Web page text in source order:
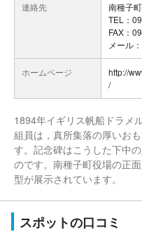
連絡先
南種子
TEL：
FAX：
メール
ホームページ
http://
/
1894年イギリス帆船ドラメ
組員は，真所集落の厚いお
す。記念碑はこうした下中
のです。南種子町役場の正
型が展示されています。
スポットの口コミ